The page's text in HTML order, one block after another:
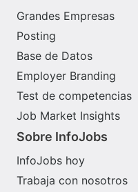
Grandes Empresas
Posting
Base de Datos
Employer Branding
Test de competencias
Job Market Insights
Sobre InfoJobs
InfoJobs hoy
Trabaja con nosotros